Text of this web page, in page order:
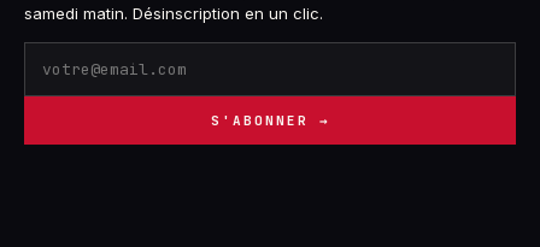
samedi matin. Désinscription en un clic.
S'ABONNER →